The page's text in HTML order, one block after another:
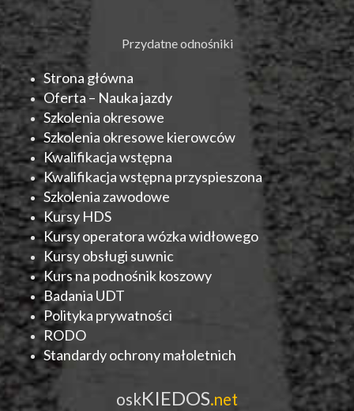
Przydatne odnośniki
Strona główna
Oferta – Nauka jazdy
Szkolenia okresowe
Szkolenia okresowe kierowców
Kwalifikacja wstępna
Kwalifikacja wstępna przyspieszona
Szkolenia zawodowe
Kursy HDS
Kursy operatora wózka widłowego
Kursy obsługi suwnic
Kurs na podnośnik koszowy
Badania UDT
Polityka prywatności
RODO
Standardy ochrony małoletnich
oskKIEDOS.net